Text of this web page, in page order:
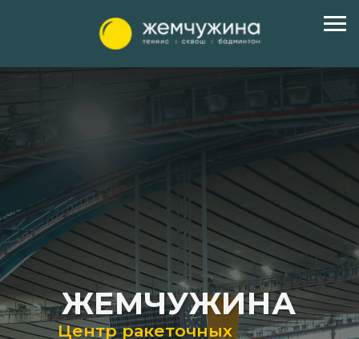
ЖЕМЧУЖИНА
Центр ракеточных